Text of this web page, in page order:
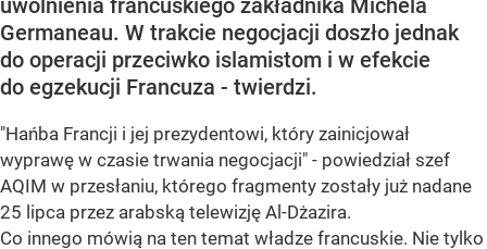
uwolnienia francuskiego zakładnika Michela
Germaneau. W trakcie negocjacji doszło jednak
do operacji przeciwko islamistom i w efekcie
do egzekucji Francuza - twierdzi.
"Hańba Francji i jej prezydentowi, który zainicjował
wyprawę w czasie trwania negocjacji" - powiedział szef
AQIM w przesłaniu, którego fragmenty zostały już nadane
25 lipca przez arabską telewizję Al-Dżazira.
Co innego mówią na ten temat władze francuskie. Nie tylko